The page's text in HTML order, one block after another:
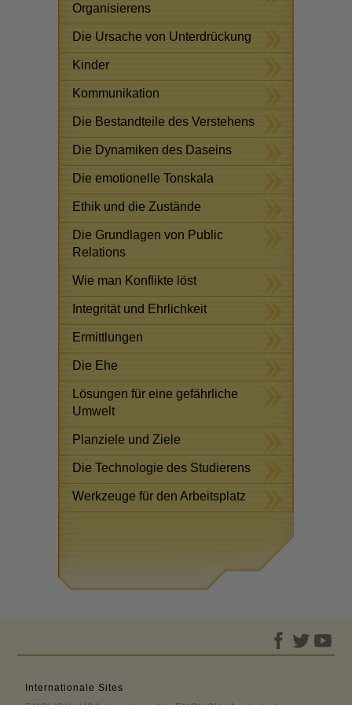
Organisierens
Die Ursache von Unterdrückung
Kinder
Kommunikation
Die Bestandteile des Verstehens
Die Dynamiken des Daseins
Die emotionelle Tonskala
Ethik und die Zustände
Die Grundlagen von Public
Relations
Wie man Konflikte löst
Integrität und Ehrlichkeit
Ermittlungen
Die Ehe
Lösungen für eine gefährliche
Umwelt
Planziele und Ziele
Die Technologie des Studierens
Werkzeuge für den Arbeitsplatz
Internationale Sites